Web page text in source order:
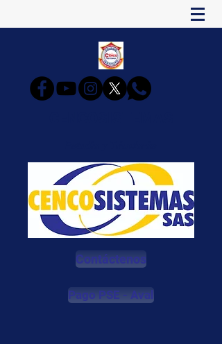
Contáctenos
Pago PSE - Aval